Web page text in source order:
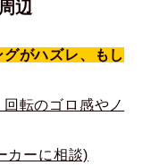
辺
がハズレ、もし
転のゴロ感やノ
カーに相談)